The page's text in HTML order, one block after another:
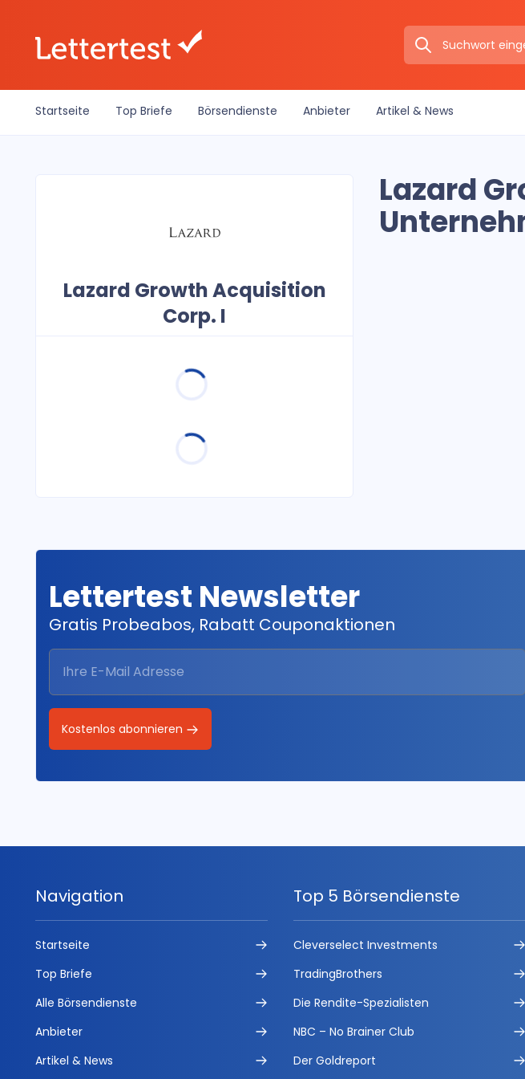
Startseite Top Briefe Börsendienste Anbieter Artikel & News
Lazard Growth Acquisition
Corp. I
Lazard
Lettertest Newsletter
Gratis Probeabos, Rabatt Couponaktionen
Kostenlos abonnieren
Navigation
Startseite
Top Briefe
Alle Börsendienste
Anbieter
Artikel & News
Top 5 Börsendienste
Cleverselect Investments
TradingBrothers
Die Rendite-Spezialisten
NBC – No Brainer Club
Der Goldreport